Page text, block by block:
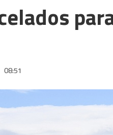
08:51